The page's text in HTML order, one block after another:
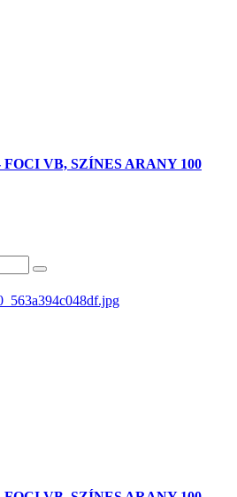
FOCI VB, SZÍNES ARANY 100